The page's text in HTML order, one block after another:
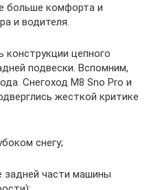
больше комфорта и
и водителя.
конструкции цепного
подвески. Вспомним,
Снегоход М8 Sno Pro и
жесткой критике
снегу;
задней части машины